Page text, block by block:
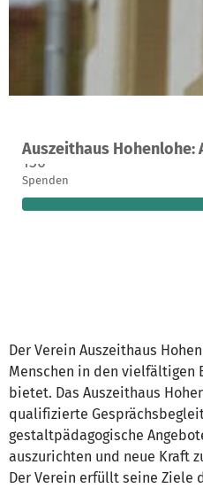
Auszeithaus
Ein Projekt in Forchtenberg,
130
Spenden
Der Verein Auszeithaus
Menschen in den vielfältigen
bietet. Das Auszeithaus
qualifizierte
gestaltpädagogische
auszurichten und neue Kraft
Der Verein erfüllt seine Ziele